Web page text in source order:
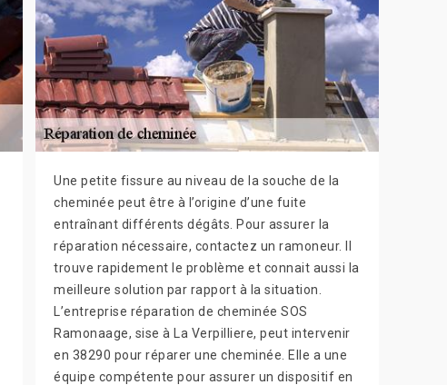
Une petite fissure au niveau de la souche de la
cheminée peut être à l’origine d’une fuite
entraînant différents dégâts. Pour assurer la
réparation nécessaire, contactez un ramoneur. Il
trouve rapidement le problème et connait aussi la
meilleure solution par rapport à la situation.
L’entreprise réparation de cheminée SOS
Ramonaage, sise à La Verpilliere, peut intervenir
en 38290 pour réparer une cheminée. Elle a une
équipe compétente pour assurer un dispositif en